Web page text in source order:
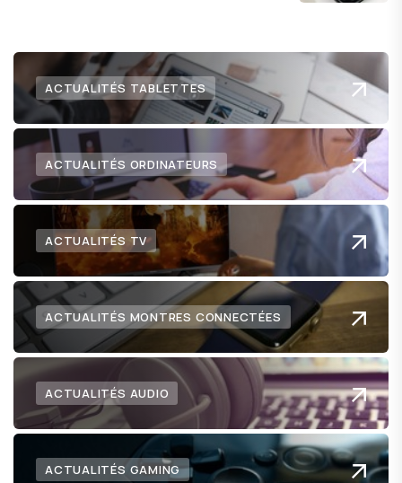
ACTUALITÉS TABLETTES
ACTUALITÉS ORDINATEURS
ACTUALITÉS TV
ACTUALITÉS MONTRES CONNECTÉES
ACTUALITÉS AUDIO
ACTUALITÉS GAMING